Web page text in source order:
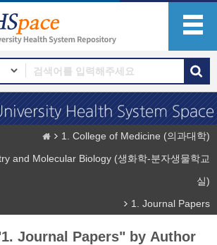
1. College of Medicine (의과대학)
and Molecular Biology (생화학-분자생물학교
실)
1. Journal Papers
Journal Papers" by Author